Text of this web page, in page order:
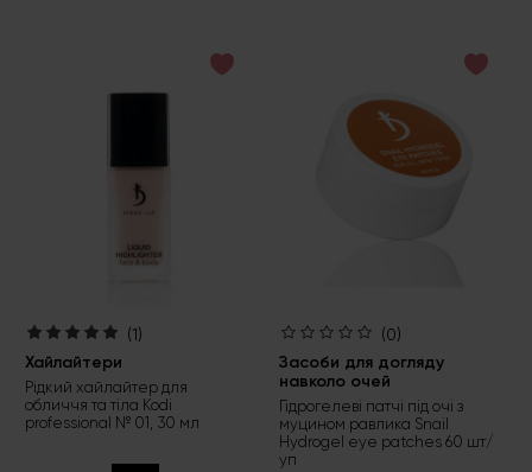
(1)
Хайлайтери
Рідкий хайлайтер для
обличчя та тіла Kodi
professional № 01, 30 мл
(0)
Засоби для догляду
навколо очей
Гідрогелеві патчі під очі з
муцином равлика Snail
Hydrogel eye patches 60 шт/
уп